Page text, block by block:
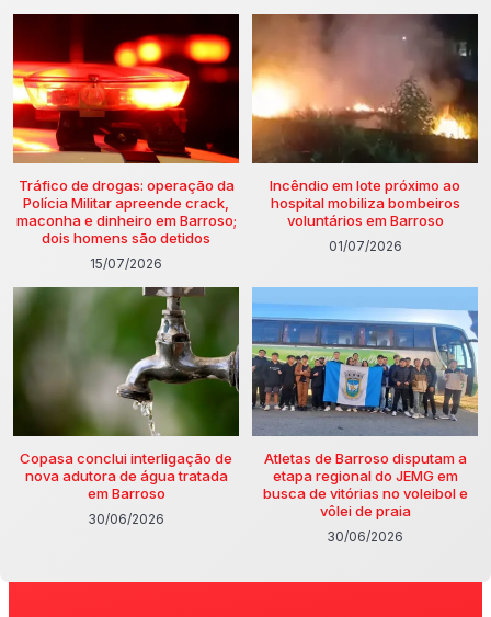
Tráfico de drogas: operação da
Polícia Militar apreende crack,
maconha e dinheiro em Barroso;
dois homens são detidos
15/07/2026
Incêndio em lote próximo ao
hospital mobiliza bombeiros
voluntários em Barroso
01/07/2026
Copasa conclui interligação de
nova adutora de água tratada
em Barroso
30/06/2026
Atletas de Barroso disputam a
etapa regional do JEMG em
busca de vitórias no voleibol e
vôlei de praia
30/06/2026